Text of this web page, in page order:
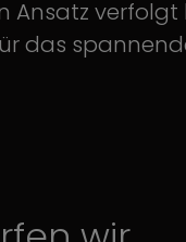
Ansatz verfolgt
das